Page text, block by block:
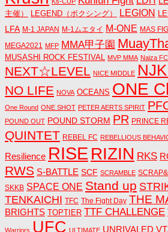
主催）
LEGEND（ボクシング） LEGION
LFA M-1 JAPAN M-1ムエタイ M-ONE MAS
MEGA2021 MFP MMA甲子園
MUSASHI ROCK FESTIVAL MVP MMA Naiza FC
NEXT☆LEVEL NICE MIDDLE
NO LIFE NOVA OCEANS ONE
One Round ONE SHOT PETER AERTS SPIRIT
POUND OUT POUND STORM PR PRINCE
QUINTET REBEL FC REBELLIOUS
Resilience RISE RIZIN RKS
RWS S-BATTLE SCF SCRAMBLE
SKKB SPACE ONE Stand up
TENKAICHI TFC The Fight Day THE
BRIGHTS TOPTIER TTF CHALLENGE
Warriors UFC ULTIMATE UNRIVALED